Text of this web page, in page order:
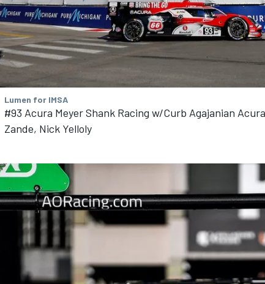
Lumen for IMSA
#93 Acura Meyer Shank Racing w/Curb Agajanian
Zande, Nick Yelloly